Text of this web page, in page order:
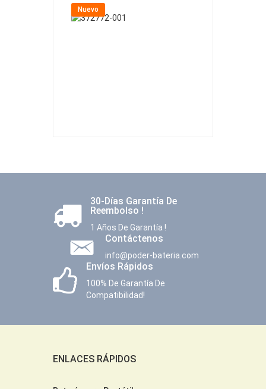
Nuevo
30-Días Garantía De
Reembolso !
1 Años De Garantía !
Contáctenos
info@poder-bateria.com
Envíos Rápidos
100% De Garantía De
Compatibilidad!
ENLACES RÁPIDOS